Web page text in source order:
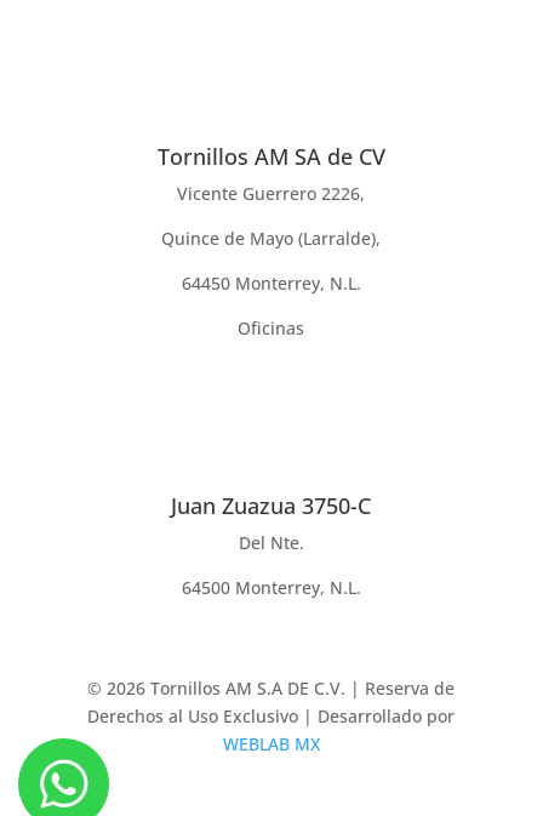
Tornillos AM SA de CV
Vicente Guerrero 2226,
Quince de Mayo (Larralde),
64450 Monterrey, N.L.
Oficinas
Juan Zuazua 3750-C
Del Nte.
64500 Monterrey, N.L.
© 2026 Tornillos AM S.A DE C.V. | Reserva de
Derechos al Uso Exclusivo | Desarrollado por
WEBLAB MX